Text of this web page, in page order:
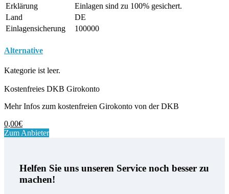
Erklärung
Einlagen sind zu 100% gesichert.
Land
DE
Einlagensicherung
100000
Alternative
Kategorie ist leer.
Kostenfreies DKB Girokonto
Mehr Infos zum kostenfreien Girokonto von der DKB
0,00€
Zum Anbieter
Helfen Sie uns unseren Service noch besser zu
machen!